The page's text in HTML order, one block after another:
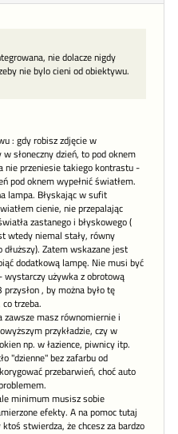
nie dolacze nigdy
nie bylo cieni od obiektywu.
: gdy robisz zdjęcie w
słoneczny dzień, to pod oknem
nie przeniesie takiego kontrastu -
pod oknem wypełnić światłem.
lampa. Błyskając w sufit
cienie, nie przepalając
zastanego i błyskowego (
wtedy niemal stały, równy
Zatem wskazane jest
dodatkową lampę. Nie musi być
wystarczy używka z obrotową
, by można było tę
trzeba.
masz równomiernie i
przykładzie, czy w
np. w łazience, piwnicy itp.
"dzienne" bez zafarbu od
przebarwień, choć auto
minimum musisz sobie
efekty. A na pomoc tutaj
stwierdza, że chcesz za bardzo